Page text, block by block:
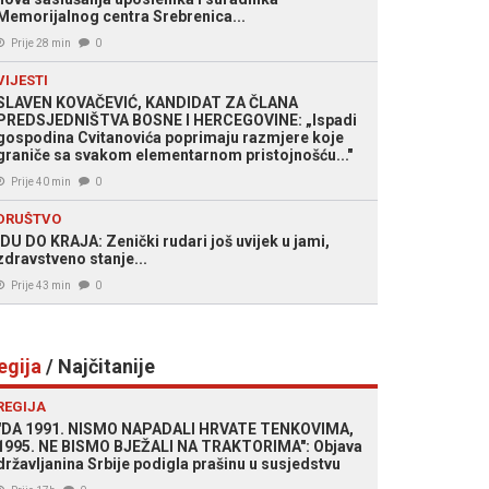
centra Srebrenica...
Prije 28 min 0
KOVAČEVIĆ, KANDIDAT ZA ČLANA
BOSNE I HERCEGOVINE: „Ispadi
Cvitanovića poprimaju razmjere koje
sa svakom elementarnom pristojnošću..."
Prije 40 min 0
DO KRAJA: Zenički rudari još uvijek u jami,
stanje...
Prije 43 min 0
/ Najčitanije
1991. NISMO NAPADALI HRVATE TENKOVIMA,
NE BISMO BJEŽALI NA TRAKTORIMA": Objava
Srbije podigla prašinu u susjedstvu